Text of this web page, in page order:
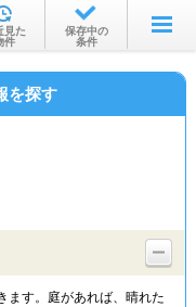
ら
ら
見た
件
保存中の
条件
を探す
ます。庭があれば、晴れた